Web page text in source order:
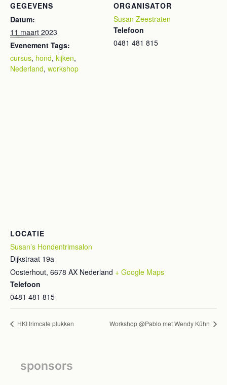
GEGEVENS
Datum:
11 maart 2023
Evenement Tags:
cursus, hond, kijken,
Nederland, workshop
ORGANISATOR
Susan Zeestraten
Telefoon
0481 481 815
LOCATIE
Susan’s Hondentrimsalon
Dijkstraat 19a
Oosterhout, 6678 AX Nederland + Google Maps
Telefoon
0481 481 815
HKI trimcafe plukken Workshop @Pablo met Wendy Kühn
sponsors